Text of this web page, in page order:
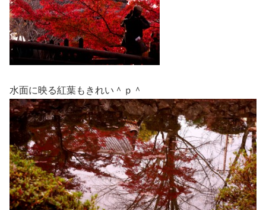
水面に映る紅葉もきれい＾ｐ＾